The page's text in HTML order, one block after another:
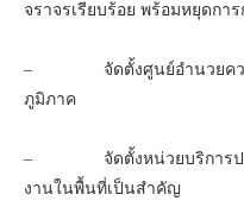
จราจรเรียบร้อย พร้อมหยุดกา
– จัดตั้งศูนย์อำนวยความ
ภูมิภาค
– จัดตั้งหน่วยบริการประ
งานในพื้นที่เป็นสำคัญ